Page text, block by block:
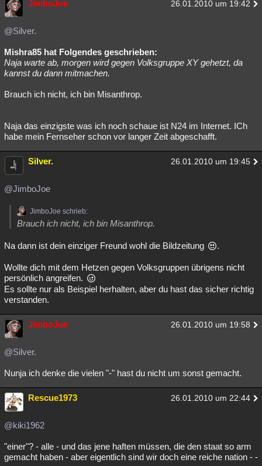
JimboJoe 26.01.2010 um 19:42
@Silver.
Mishra85 hat Folgendes geschrieben:
Naja warte ab, morgen wird gegen Volksgruppe XY gehetzt, da
kannst du dann mitmachen.
Brauch ich nicht, ich bin Misanthrop.
Naja das einzigste was ich noch schaue ist N24 im Internet. ICh
habe mein Fernseher schon vor langer Zeit abgeschafft.
Silver. 26.01.2010 um 19:45
@JimboJoe
JimboJoe schrieb:
Brauch ich nicht, ich bin Misanthrop.
Na dann ist dein einziger Freund wohl die Bildzeitung .
Wollte dich mit dem Hetzen gegen Volksgruppen übrigens nicht
persönlich angreifen.
Es sollte nur als Beispiel herhalten, aber du hast das sicher richtig
verstanden.
JimboJoe 26.01.2010 um 19:58
@Silver.
Nunja ich denke die vielen "-" hast du nicht um sonst gemacht.
Rescue1973 26.01.2010 um 22:44
@kiki1962
"einer"? - alle - und das jene haften müssen, die den staat so arm
gemacht haben - aber eigentlich sind wir doch eine reiche nation - -